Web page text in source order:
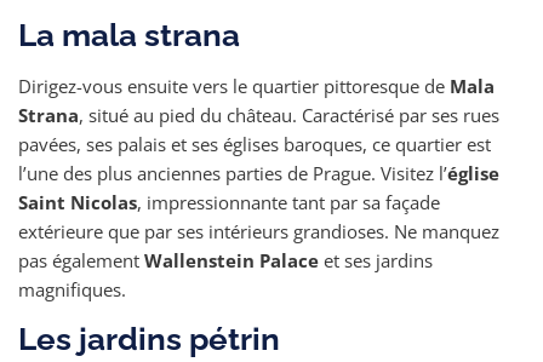
La mala strana
Dirigez-vous ensuite vers le quartier pittoresque de Mala
Strana, situé au pied du château. Caractérisé par ses rues
pavées, ses palais et ses églises baroques, ce quartier est
l’une des plus anciennes parties de Prague. Visitez l’église
Saint Nicolas, impressionnante tant par sa façade
extérieure que par ses intérieurs grandioses. Ne manquez
pas également Wallenstein Palace et ses jardins
magnifiques.
Les jardins pétrin